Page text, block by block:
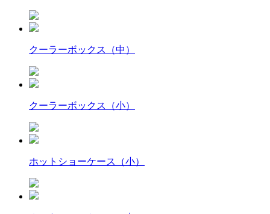
クーラーボックス（中）
クーラーボックス（小）
ホットショーケース（小）